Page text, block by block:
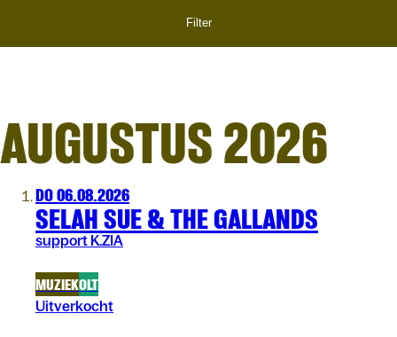
Filter
AUGUSTUS 2026
DO 06.08.2026
SELAH SUE & THE GALLANDS
support K.ZIA
MUZIEKOLT
Uitverkocht